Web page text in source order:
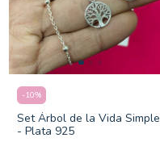
-10%
Set Árbol de la Vida Simple
- Plata 925